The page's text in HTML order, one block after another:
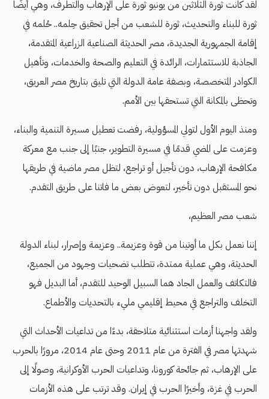
لقد كانت ثورة الثلاثين من يونيو ثورة على الإرهاب والتطرف، وهي أيضًا
ثورة للبناء والتحديث، ثورة للشعب من أجل تحقيق حِلمه.. حُلمه في
إقامة الجمهورية الجديدة، مصر الحديثة الصناعية الزراعية المتقدمة،
الجاذبة للاستثمارات، الرائدة في التعليم والصحة والخدمات، وتأهيل
الكوادر المتخصصة، وبصفة عامة الدولة التي تليق بتاريخ مصر العريق،
وتحظى بالمكانة التي تستحقها بين الأمم.
ومنذ اليوم الأول لتولي المسؤولية، رفضت تعطيل مسيرة التنمية والبناء،
وعزمت على المضي قدمًا في مسيرة التطوير، جنبًا إلى جنب مع معركة
مكافحة الإرهاب، دون تأجيل أو تراجع، لتظل مصر ماضية في طريقها
نحو المستقبل دون تأخير، لتعوض بعض ما فاتنا على طريق التقدم.
شعب مصر العظيم،
إننا نعمل بكل ما أوتينا من قوة وعزيمة.. وعزيمة وإصرار، لبناء الدولة
الحديثة، وهي عملية ممتدة، تتطلب تضحيات وجهود من الجميع،
فالتكاتف والعمل الجاد هما السبيل الوحيد للتقدم، أما البديل فهو
التخلف والتراجع في محيط إقليمي مليء بالتحديات والأطماع.
ولقد واجهنا أزمات استثنائية متلاحقة، بدءًا من تداعيات الأحداث التي
شهدتها مصر في الفترة من عام 2011 وحتى عام 2014، مرورًا بالحرب
على الإرهاب، ثم جائحة كورونا، وتداعيات الحرب الأوكرانية، وصولًا إلى
الحرب في غزة، وأخيرًا الحرب في إيران. وقد ترتب على هذه الأزمات